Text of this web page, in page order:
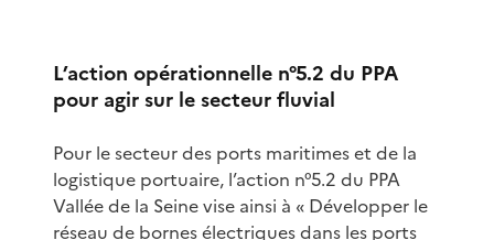
L’action opérationnelle n°5.2 du PPA
pour agir sur le secteur fluvial
Pour le secteur des ports maritimes et de la
logistique portuaire, l’action n°5.2 du PPA
Vallée de la Seine vise ainsi à « Développer le
réseau de bornes électriques dans les ports